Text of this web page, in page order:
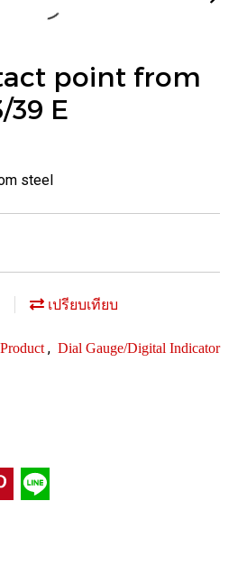
point from
39 E
steel
เปรียบเทียบ
, Dial Gauge/Digital Indicator